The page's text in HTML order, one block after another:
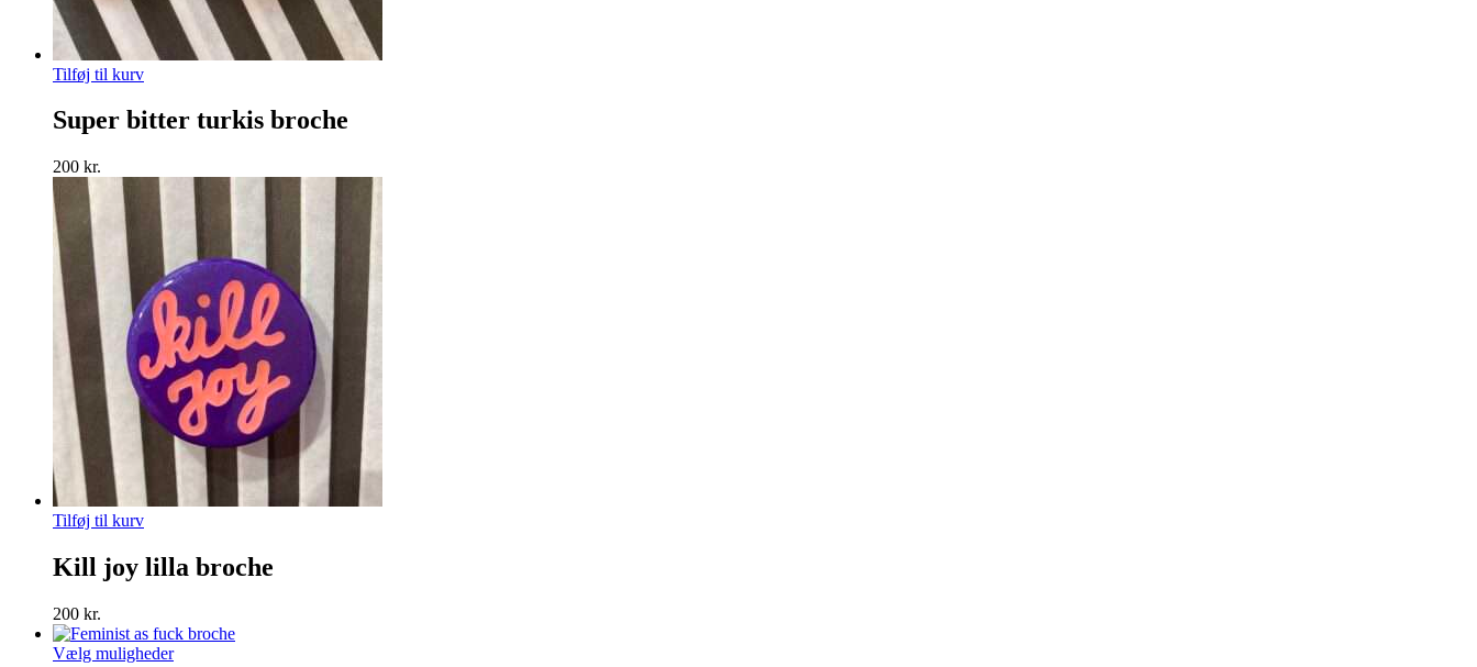
Tilføj til kurv
Super bitter turkis broche
200 kr.
Tilføj til kurv
Kill joy lilla broche
200 kr.
Vælg mulighederDette